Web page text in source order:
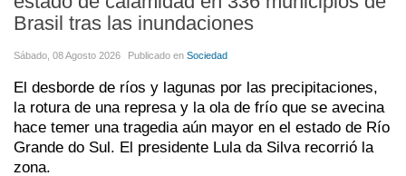
Brasil tras las inundaciones
Sábado, 08 Agosto 2026 Publicado en Sociedad
El desborde de ríos y lagunas por las precipitaciones,
la rotura de una represa y la ola de frío que se avecina
hace temer una tragedia aún mayor en el estado de Río
Grande do Sul. El presidente Lula da Silva recorrió la
zona.